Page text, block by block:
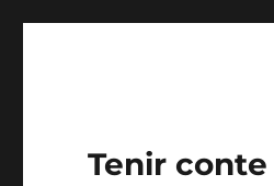
Tenir conte